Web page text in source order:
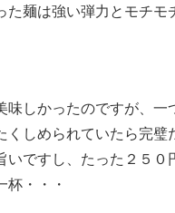
た麺は強い弾力とモチ
味しかったのですが、
くしめられていたら完璧
いですし、たった２５
杯・・・